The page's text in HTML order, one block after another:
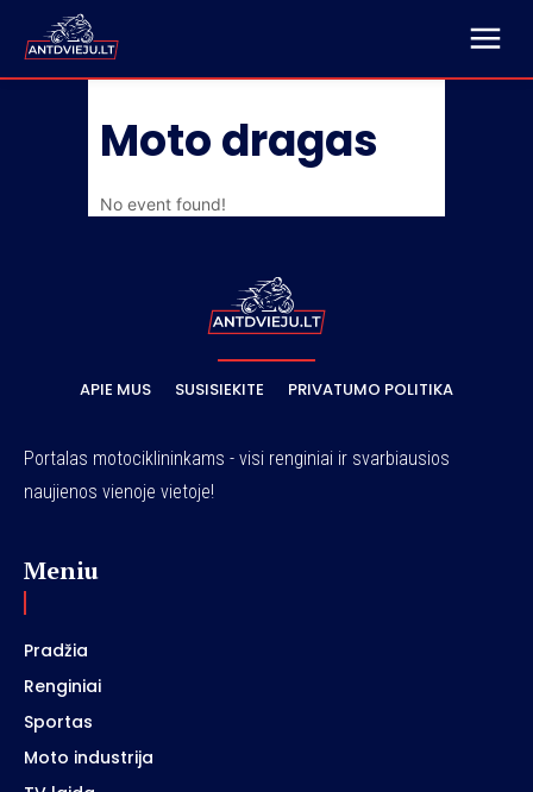
Moto dragas
No event found!
APIE MUS SUSISIEKITE PRIVATUMO POLITIKA
Portalas motociklininkams - visi renginiai ir svarbiausios
naujienos vienoje vietoje!
Meniu
Pradžia
Renginiai
Sportas
Moto industrija